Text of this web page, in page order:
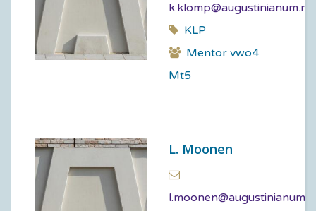
k.klomp@augustinianum.nl
KLP
Mentor vwo4
Mt5
L. Moonen